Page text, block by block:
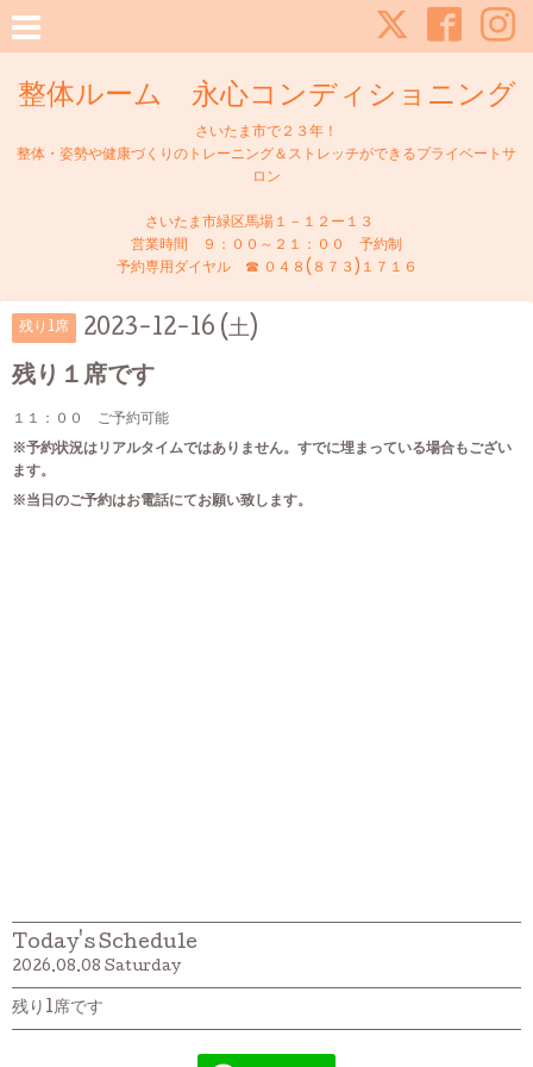
整体ルーム 永心コンディショニング
さいたま市で２３年！
整体・姿勢や健康づくりのトレーニング＆ストレッチができるプライベートサ
ロン
さいたま市緑区馬場１－１２ー１３
営業時間 ９：００～２１：００ 予約制
予約専用ダイヤル ☎ ０４８(８７３)１７１６
残り1席 2023-12-16 (土)
残り１席です
１１：００ ご予約可能
※予約状況はリアルタイムではありません。すでに埋まっている場合もござい
ます。
※当日のご予約はお電話にてお願い致します。
Today's Schedule
2026.08.08 Saturday
残り1席です